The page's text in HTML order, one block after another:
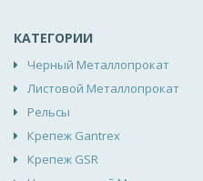
КАТЕГОРИИ
Черный Металлопрокат
Листовой Металлопрокат
Рельсы
Крепеж Gantrex
Крепеж GSR